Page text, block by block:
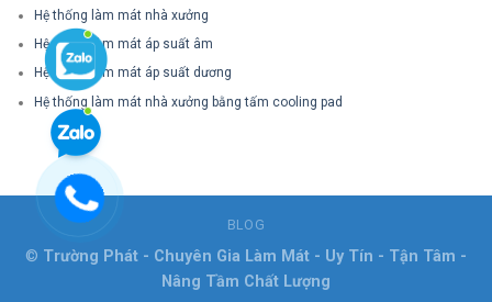
Hệ thống làm mát nhà xưởng
Hệ thống làm mát áp suất âm
Hệ thống làm mát áp suất dương
Hệ thống làm mát nhà xưởng bằng tấm cooling pad
BLOG
© Trường Phát - Chuyên Gia Làm Mát - Uy Tín - Tận Tâm -
Nâng Tầm Chất Lượng